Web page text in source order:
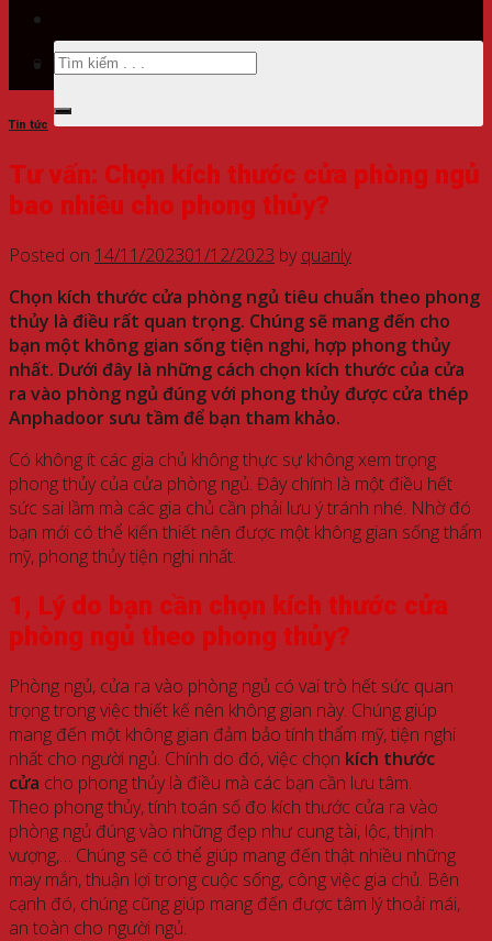
Tìm
kiếm:
Tin tức
Tư vấn: Chọn kích thước cửa phòng ngủ
bao nhiêu cho phong thủy?
Posted on 14/11/202301/12/2023 byquanly
Chọn kích thước cửa phòng ngủ tiêu chuẩn theo phong
thủy là điều rất quan trọng. Chúng sẽ mang đến cho
bạn một không gian sống tiện nghi, hợp phong thủy
nhất. Dưới đây là những cách chọn kích thước của cửa
ra vào phòng ngủ đúng với phong thủy được cửa thép
Anphadoor sưu tầm để bạn tham khảo.
Có không ít các gia chủ không thực sự không xem trọng
phong thủy của cửa phòng ngủ. Đây chính là một điều hết
sức sai lầm mà các gia chủ cần phải lưu ý tránh nhé. Nhờ đó
bạn mới có thể kiến thiết nên được một không gian sống thẩm
mỹ, phong thủy tiện nghi nhất.
1, Lý do bạn cần chọn kích thước cửa
phòng ngủ theo phong thủy?
Phòng ngủ, cửa ra vào phòng ngủ có vai trò hết sức quan
trọng trong việc thiết kế nên không gian này. Chúng giúp
mang đến một không gian đảm bảo tính thẩm mỹ, tiện nghi
nhất cho người ngủ. Chính do đó, việc chọn kích thước
cửa cho phong thủy là điều mà các bạn cần lưu tâm.
Theo phong thủy, tính toán số đo kích thước cửa ra vào
phòng ngủ đúng vào những đẹp như cung tài, lộc, thịnh
vượng,… Chúng sẽ có thể giúp mang đến thật nhiều những
may mắn, thuận lợi trong cuộc sống, công việc gia chủ. Bên
cạnh đó, chúng cũng giúp mang đến được tâm lý thoải mái,
an toàn cho người ngủ.